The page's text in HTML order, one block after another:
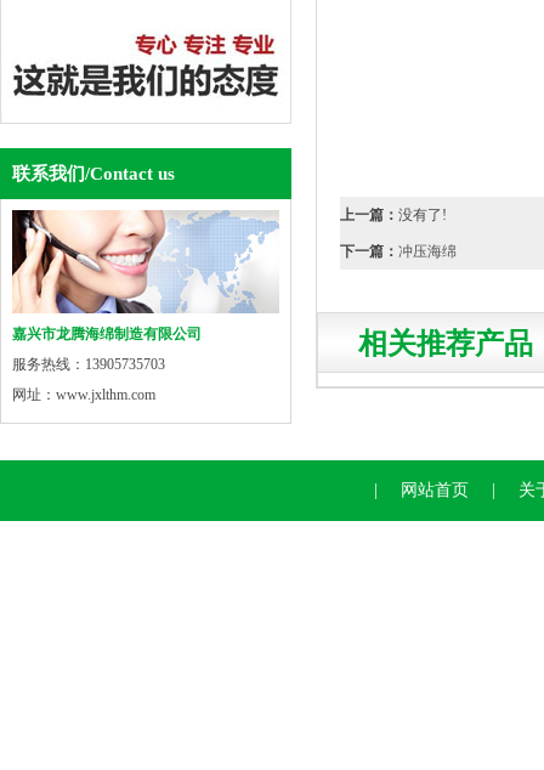
联系我们/Contact us
嘉兴市龙腾海绵制造有限公司
服务热线：13905735703
网址：www.jxlthm.com
上一篇： 没有了!
下一篇： 冲压海绵
相关推荐产品
网站首页 关